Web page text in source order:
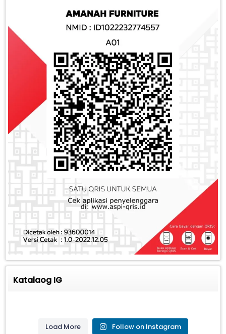
Katalaog IG
Load More Follow on Instagram